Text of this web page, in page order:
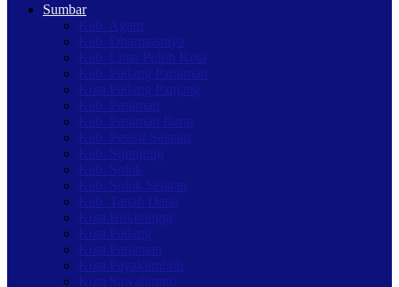
Sumbar
Kab. Agam
Kab. Dharmasraya
Kab. Lima Puluh Kota
Kab. Padang Pariaman
Kota Padang Panjang
Kab. Pasaman
Kab. Pasaman Barat
Kab. Pesisir Selatan
Kab. Sijunjung
Kab. Solok
Kab. Solok Selatan
Kab. Tanah Datar
Kota Bukittinggi
Kota Padang
Kota Pariaman
Kota Payakumbuh
Kota Sawahlunto